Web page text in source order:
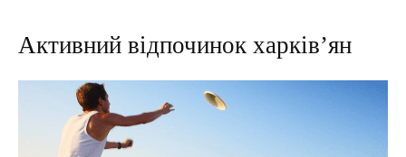
Активний відпочинок харків’ян